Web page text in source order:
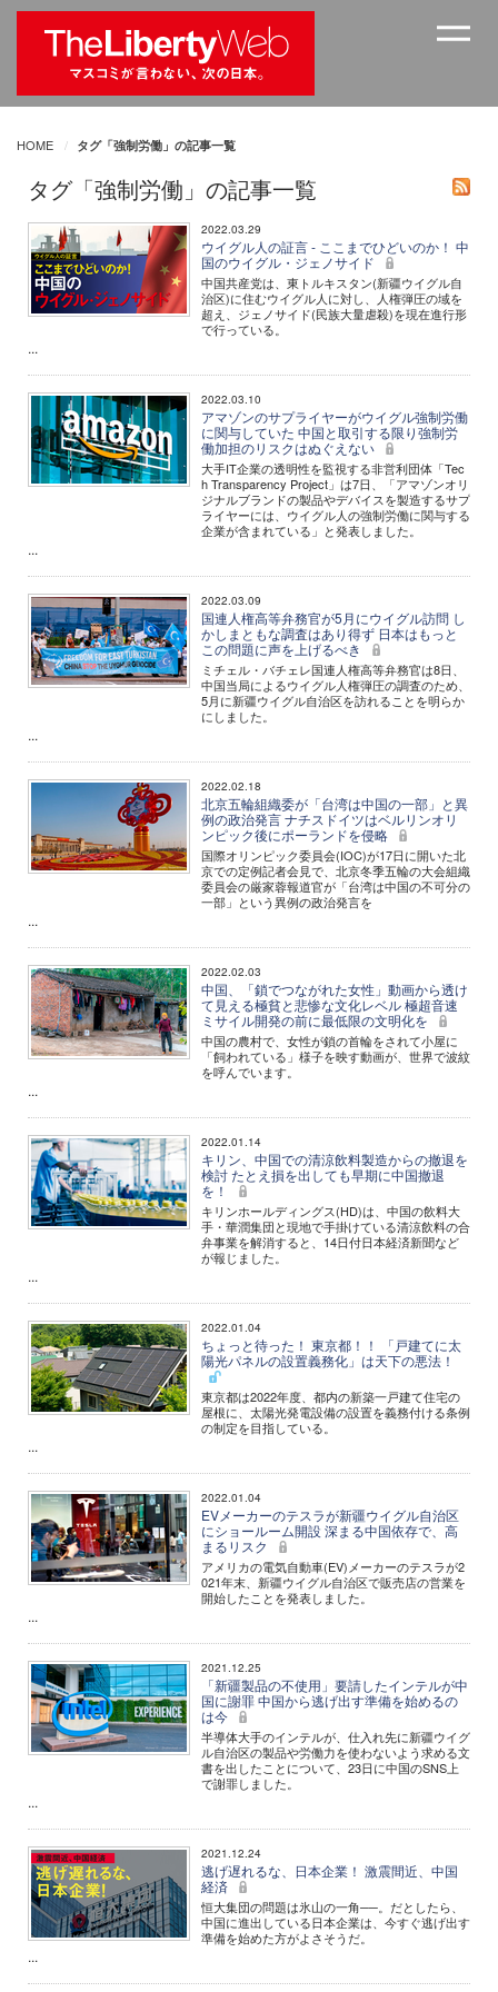
HOME タグ「強制労働」の記事一覧
タグ「強制労働」の記事一覧
2022.03.29
ウイグル人の証言 - ここまでひどいのか！ 中
国のウイグル・ジェノサイド
中国共産党は、東トルキスタン(新疆ウイグル自
治区)に住むウイグル人に対し、人権弾圧の域を
超え、ジェノサイド(民族大量虐殺)を現在進行形
で行っている。
...
2022.03.10
アマゾンのサプライヤーがウイグル強制労働
に関与していた 中国と取引する限り強制労
働加担のリスクはぬぐえない
大手IT企業の透明性を監視する非営利団体「Tec
h Transparency Project」は7日、「アマゾンオリ
ジナルブランドの製品やデバイスを製造するサプ
ライヤーには、ウイグル人の強制労働に関与する
企業が含まれている」と発表しました。
...
2022.03.09
国連人権高等弁務官が5月にウイグル訪問 し
かしまともな調査はあり得ず 日本はもっと
この問題に声を上げるべき
ミチェル・バチェレ国連人権高等弁務官は8日、
中国当局によるウイグル人権弾圧の調査のため、
5月に新疆ウイグル自治区を訪れることを明らか
にしました。
...
2022.02.18
北京五輪組織委が「台湾は中国の一部」と異
例の政治発言 ナチスドイツはベルリンオリ
ンピック後にポーランドを侵略
国際オリンピック委員会(IOC)が17日に開いた北
京での定例記者会見で、北京冬季五輪の大会組織
委員会の厳家蓉報道官が「台湾は中国の不可分の
一部」という異例の政治発言を
...
2022.02.03
中国、「鎖でつながれた女性」動画から透け
て見える極貧と悲惨な文化レベル 極超音速
ミサイル開発の前に最低限の文明化を
中国の農村で、女性が鎖の首輪をされて小屋に
「飼われている」様子を映す動画が、世界で波紋
を呼んでいます。
...
2022.01.14
キリン、中国での清涼飲料製造からの撤退を
検討 たとえ損を出しても早期に中国撤退
を！
キリンホールディングス(HD)は、中国の飲料大
手・華潤集団と現地で手掛けている清涼飲料の合
弁事業を解消すると、14日付日本経済新聞など
が報じました。
...
2022.01.04
ちょっと待った！ 東京都！！ 「戸建てに太
陽光パネルの設置義務化」は天下の悪法！
東京都は2022年度、都内の新築一戸建て住宅の
屋根に、太陽光発電設備の設置を義務付ける条例
の制定を目指している。
...
2022.01.04
EVメーカーのテスラが新疆ウイグル自治区
にショールーム開設 深まる中国依存で、高
まるリスク
アメリカの電気自動車(EV)メーカーのテスラが2
021年末、新疆ウイグル自治区で販売店の営業を
開始したことを発表しました。
...
2021.12.25
「新疆製品の不使用」要請したインテルが中
国に謝罪 中国から逃げ出す準備を始めるの
は今
半導体大手のインテルが、仕入れ先に新疆ウイグ
ル自治区の製品や労働力を使わないよう求める文
書を出したことについて、23日に中国のSNS上
で謝罪しました。
...
2021.12.24
逃げ遅れるな、日本企業！ 激震間近、中国
経済
恒大集団の問題は氷山の一角──。だとしたら、
中国に進出している日本企業は、今すぐ逃げ出す
準備を始めた方がよさそうだ。
...